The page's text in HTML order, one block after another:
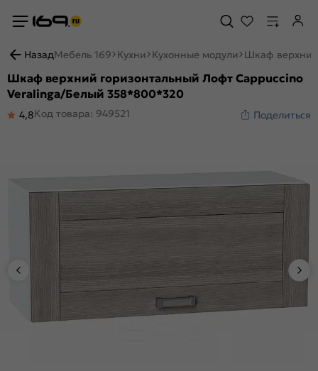
НазадМебель 169 Кухни Кухонные модули Шкаф
Шкаф верхний горизонтальный Лофт Cappuccino
Veralinga/Белый 358*800*320
4,8Код товара: 949521 Поделиться